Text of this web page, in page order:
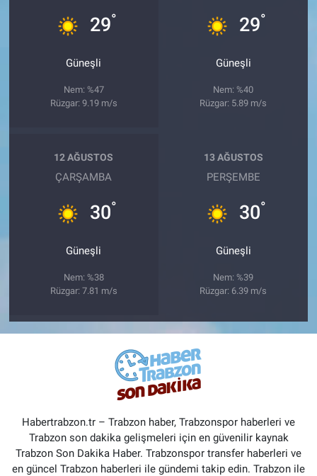
29°
Güneşli
Nem: %47
Rüzgar: 9.19 m/s
29°
Güneşli
Nem: %40
Rüzgar: 5.89 m/s
12 AĞUSTOS
ÇARŞAMBA
30°
Güneşli
Nem: %38
Rüzgar: 7.81 m/s
13 AĞUSTOS
PERŞEMBE
30°
Güneşli
Nem: %39
Rüzgar: 6.39 m/s
Habertrabzon.tr – Trabzon haber, Trabzonspor haberleri ve
Trabzon son dakika gelişmeleri için en güvenilir kaynak
Trabzon Son Dakika Haber. Trabzonspor transfer haberleri ve
en güncel Trabzon haberleri ile gündemi takip edin. Trabzon ile